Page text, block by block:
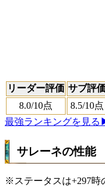
リーダー評価 サブ評
8.0/10点 8.5/10点
最強ランキングを見る
サレーネの性能
※ステータスは+297時